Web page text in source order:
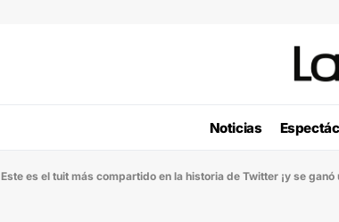
Noticias
Este es el tuit más compartido en la historia de Twitter ¡y se ganó